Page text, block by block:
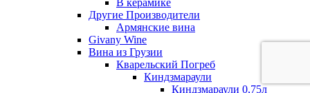
В керамике
Другие Производители
Армянские вина
Givany Wine
Вина из Грузии
Кварельский Погреб
Киндзмараули
Киндзмараули 0,75л